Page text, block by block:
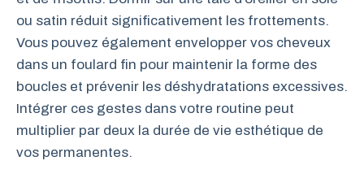
ou satin réduit significativement les frottements.
Vous pouvez également envelopper vos cheveux
dans un foulard fin pour maintenir la forme des
boucles et prévenir les déshydratations excessives.
Intégrer ces gestes dans votre routine peut
multiplier par deux la durée de vie esthétique de
vos permanentes.